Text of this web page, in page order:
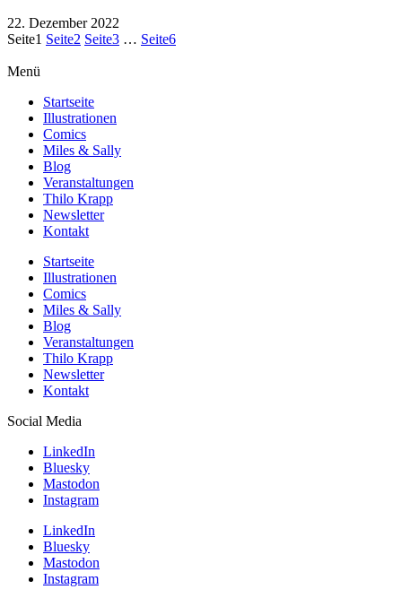
22. Dezember 2022
Seite1 Seite2 Seite3 … Seite6
Menü
Startseite
Illustrationen
Comics
Miles & Sally
Blog
Veranstaltungen
Thilo Krapp
Newsletter
Kontakt
Startseite
Illustrationen
Comics
Miles & Sally
Blog
Veranstaltungen
Thilo Krapp
Newsletter
Kontakt
Social Media
LinkedIn
Bluesky
Mastodon
Instagram
LinkedIn
Bluesky
Mastodon
Instagram